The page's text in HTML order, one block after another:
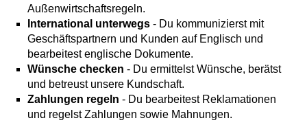
Außenwirtschaftsregeln.
International unterwegs - Du kommunizierst mit
Geschäftspartnern und Kunden auf Englisch und
bearbeitest englische Dokumente.
Wünsche checken - Du ermittelst Wünsche, berätst
und betreust unsere Kundschaft.
Zahlungen regeln - Du bearbeitest Reklamationen
und regelst Zahlungen sowie Mahnungen.